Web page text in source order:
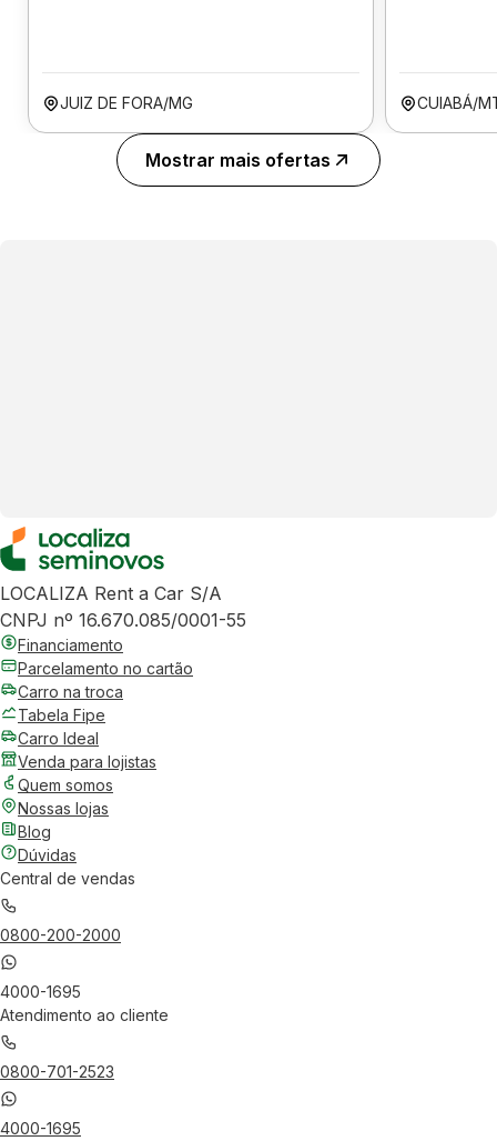
JUIZ DE FORA/MG CUIABÁ/
Mostrar mais ofertas
LOCALIZA Rent a Car S/A
CNPJ nº 16.670.085/0001-55
Financiamento
Parcelamento no cartão
Carro na troca
Tabela Fipe
Carro Ideal
Venda para lojistas
Quem somos
Nossas lojas
Blog
Dúvidas
Central de vendas
0800-200-2000
4000-1695
Atendimento ao cliente
0800-701-2523
4000-1695